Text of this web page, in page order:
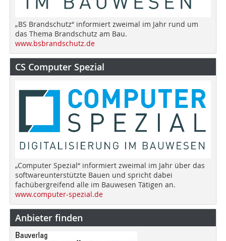
„BS Brandschutz“ informiert zweimal im Jahr rund um
das Thema Brandschutz am Bau.
www.bsbrandschutz.de
CS Computer Spezial
„Computer Spezial“ informiert zweimal im Jahr über das
softwareunterstützte Bauen und spricht dabei
fachübergreifend alle im Bauwesen Tätigen an.
www.computer-spezial.de
Anbieter finden